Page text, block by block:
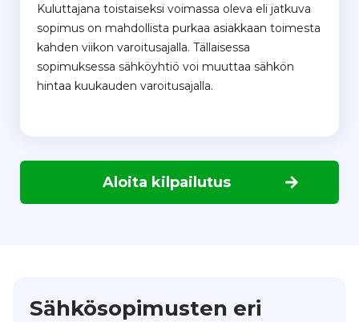
Kuluttajana toistaiseksi voimassa oleva eli jatkuva
sopimus on mahdollista purkaa asiakkaan toimesta
kahden viikon varoitusajalla. Tällaisessa
sopimuksessa sähköyhtiö voi muuttaa sähkön
hintaa kuukauden varoitusajalla.
Aloita kilpailutus
Sähkösopimusten eri